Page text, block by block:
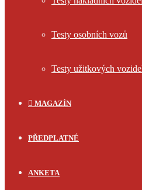
Testy osobních vozů
Testy užitkových
MAGAZÍN
PŘEDPLATNÉ
ANKETA